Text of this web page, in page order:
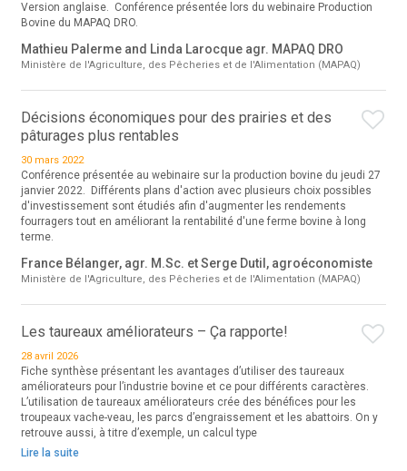
Version anglaise. Conférence présentée lors du webinaire Production
Bovine du MAPAQ DRO.
Mathieu Palerme and Linda Larocque agr. MAPAQ DRO
Ministère de l'Agriculture, des Pêcheries et de l'Alimentation (MAPAQ)
Décisions économiques pour des prairies et des
pâturages plus rentables
30 mars 2022
Conférence présentée au webinaire sur la production bovine du jeudi 27
janvier 2022. Différents plans d'action avec plusieurs choix possibles
d'investissement sont étudiés afin d'augmenter les rendements
fourragers tout en améliorant la rentabilité d'une ferme bovine à long
terme.
France Bélanger, agr. M.Sc. et Serge Dutil, agroéconomiste
Ministère de l'Agriculture, des Pêcheries et de l'Alimentation (MAPAQ)
Les taureaux améliorateurs – Ça rapporte!
28 avril 2026
Fiche synthèse présentant les avantages d’utiliser des taureaux
améliorateurs pour l’industrie bovine et ce pour différents caractères.
L’utilisation de taureaux améliorateurs crée des bénéfices pour les
troupeaux vache-veau, les parcs d’engraissement et les abattoirs. On y
retrouve aussi, à titre d’exemple, un calcul type
Lire la suite